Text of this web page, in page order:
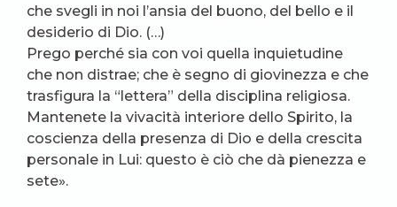
che svegli in noi l’ansia del buono, del bello e il
desiderio di Dio. (…)
Prego perché sia con voi quella inquietudine
che non distrae; che è segno di giovinezza e che
trasfigura la “lettera” della disciplina religiosa.
Mantenete la vivacità interiore dello Spirito, la
coscienza della presenza di Dio e della crescita
personale in Lui: questo è ciò che dà pienezza e
sete».